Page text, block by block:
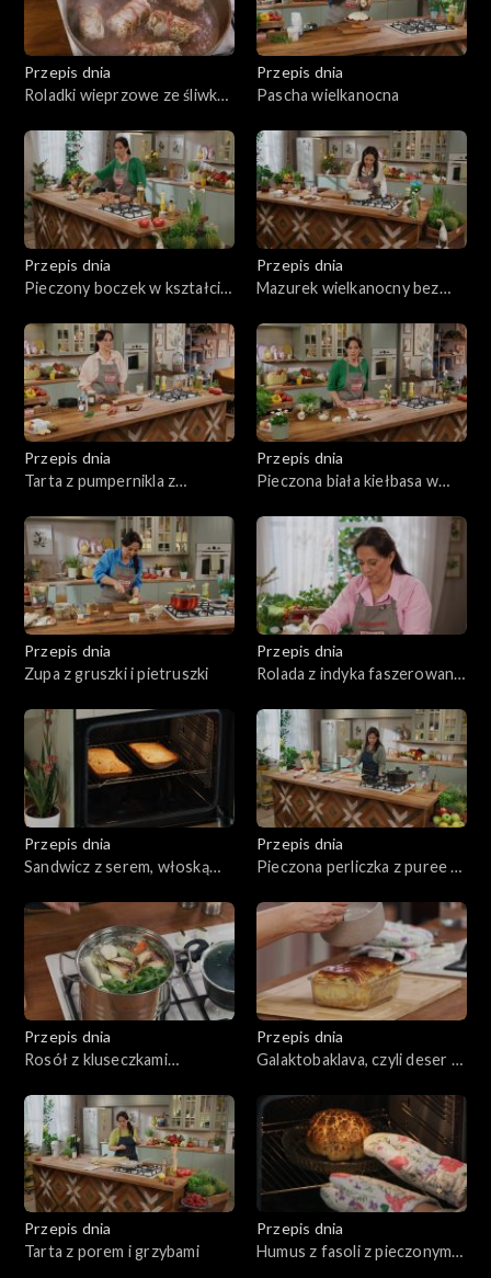
Przepis dnia
Roladki wieprzowe ze śliwką
Przepis dnia
Pascha wielkanocna
Przepis dnia
Pieczony boczek w kształcie
Przepis dnia
Mazurek wielkanocny bez
Przepis dnia
Tarta z pumpernikla z
Przepis dnia
Pieczona biała kiełbasa w
Przepis dnia
Zupa z gruszki i pietruszki
Przepis dnia
Rolada z indyka faszerowana
marchewką
Przepis dnia
Sandwicz z serem, włoską
czerwoną cebulą
Przepis dnia
Pieczona perliczka z puree z
Przepis dnia
Rosół z kluseczkami
Przepis dnia
Galaktobaklava, czyli deser z
Przepis dnia
Tarta z porem i grzybami
Przepis dnia
Humus z fasoli z pieczonym